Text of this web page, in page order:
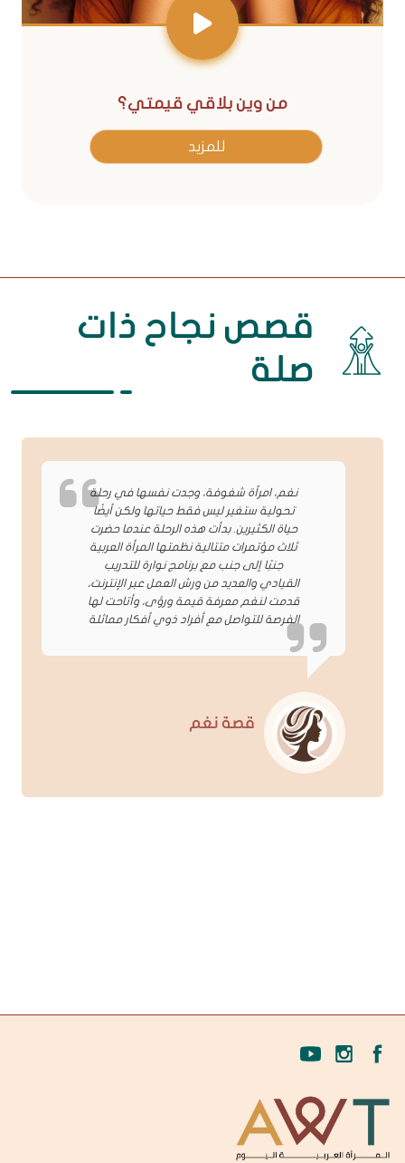
من وين بلاقي قيمتي؟
للمزيد
قصص نجاح ذات
صلة
نغم، امرأة شغوفة، وجدت نفسها في رحلة
تحولية ستغير ليس فقط حياتها ولكن أيضًا
حياة الكثيرين. بدأت هذه الرحلة عندما حضرت
ثلاث مؤتمرات متتالية نظمتها المرأة العربية
جنبًا إلى جنب مع برنامج نوارة للتدريب
القيادي والعديد من ورش العمل عبر الإنترنت،
قدمت لنغم معرفة قيمة ورؤى، وأتاحت لها
الفرصة للتواصل مع أفراد ذوي أفكار مماثلة
قصة نغم